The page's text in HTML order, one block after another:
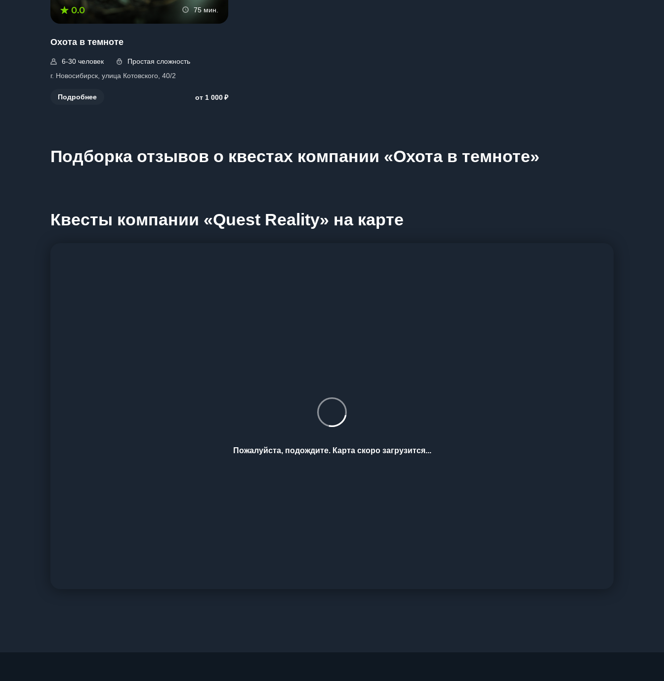
0.0 75 мин.
Охота в темноте
6-30 человек
Простая сложность
г. Новосибирск, улица Котовского, 40/2
Подробнее от 1 000₽
Подборка отзывов о квестах компании «Охота в темноте»
Квесты компании «Quest Reality» на карте
Пожалуйста, подождите. Карта скоро загрузится...